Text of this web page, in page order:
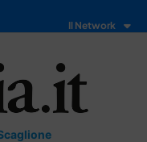
Il Network